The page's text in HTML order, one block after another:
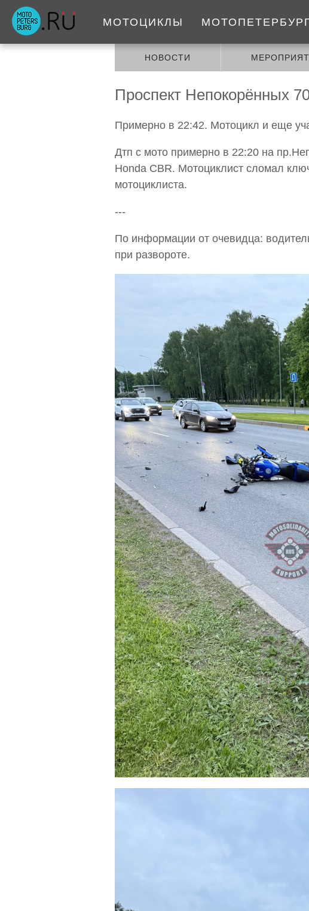
МОТОЦИКЛЫ
НОВОСТИ
Проспект Непокорённых
Примерно в 22:42. Мотоцикл и еще
Дтп с мото примерно в 22:20 на
Honda CBR. Мотоциклист сломал
мотоциклиста.
---
По информации от очевидца:
при развороте.